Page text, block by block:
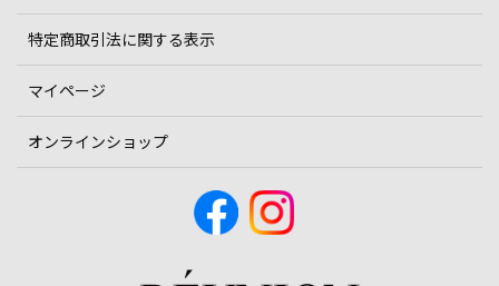
特定商取引法に関する表示
マイページ
オンラインショップ